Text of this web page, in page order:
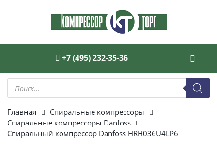
+7 (495) 232-35-36
Поиск
товаров
Главная
Спиральные компрессоры
Спиральные компрессоры Danfoss
Спиральный компрессор Danfoss HRH036U4LP6